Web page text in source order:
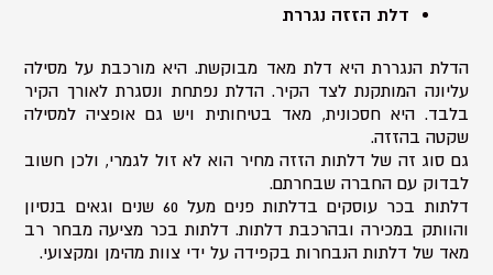
דלת הזזה נגררת
הדלת הנגררת היא דלת מאד מבוקשת. היא מורכבת על מסילה
עליונה המותקנת לצד הקיר. הדלת נפתחת ונסגרת לאורך הקיר
בלבד. היא חסכונית, מאד בטיחותית ויש גם אופציה למסילה
שקטה בהזזה.
גם סוג זה של דלתות הזזה מחיר הוא לא זול לגמרי, ולכן חשוב
לבדוק עם החברה שבחרתם.
דלתות בכר עוסקים בדלתות פנים מעל 60 שנים וגאים בנסיון
והוותק במכירה ובהרכבת דלתות. דלתות בכר מציעה מבחר רב
מאד של דלתות הנבחרות בקפידה על ידי צוות מהימן ומקצועי.